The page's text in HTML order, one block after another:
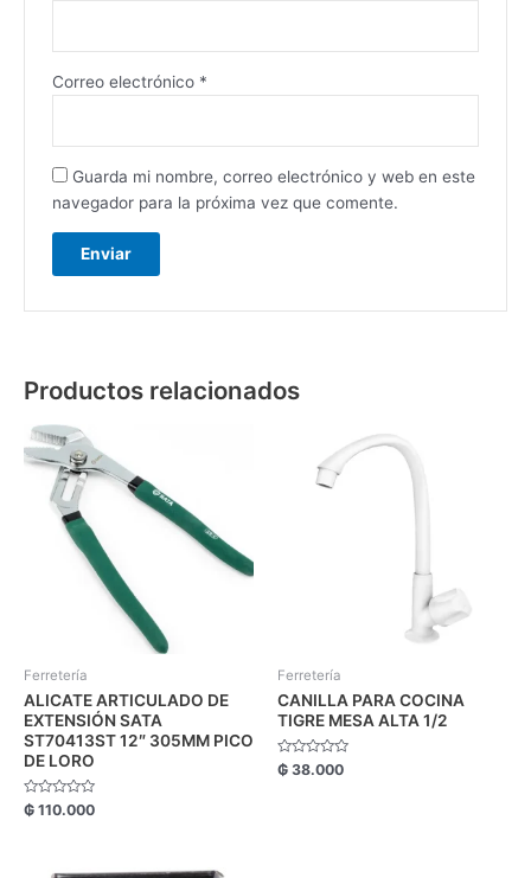
Correo electrónico *
Guarda mi nombre, correo electrónico y web en este
navegador para la próxima vez que comente.
Productos relacionados
Ferretería
ALICATE ARTICULADO DE
EXTENSIÓN SATA
ST70413ST 12″ 305MM PICO
DE LORO
Valorado
con
₲ 110.000
Ferretería
CANILLA PARA COCINA
TIGRE MESA ALTA 1/2
Valorado
con
₲ 38.000